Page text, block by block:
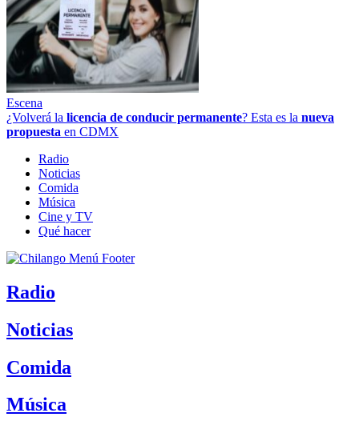
Escena
¿Volverá la licencia de conducir permanente? Esta es la nueva
propuesta en CDMX
Radio
Noticias
Comida
Música
Cine y TV
Qué hacer
Radio
Noticias
Comida
Música